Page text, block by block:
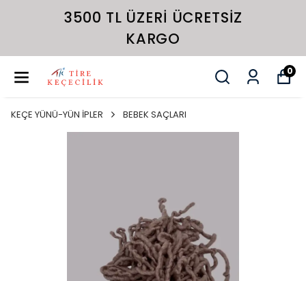
3500 TL ÜZERI ÜCRETSIZ
KARGO
0
KEÇE YÜNÜ-YÜN İPLER BEBEK SAÇLARI